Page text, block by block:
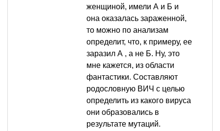
женщиной, имели А и Б и
она оказалась зараженной,
то можно по анализам
определит, что, к примеру, ее
заразил А , а не Б. Ну, это
мне кажется, из области
фантастики. Составляют
родословную ВИЧ с целью
определить из какого вируса
они образовались в
результате мутаций.